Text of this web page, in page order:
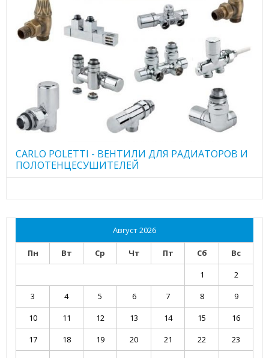
CARLO POLETTI - ВЕНТИЛИ ДЛЯ РАДИАТОРОВ И
ПОЛОТЕНЦЕСУШИТЕЛЕЙ
Август 2026
Пн Вт Ср Чт Пт Сб
Вс
1
2
3
4 5 6 7 8
9
10
11 12 13 14 15
16
17
18 19 20 21 22
23